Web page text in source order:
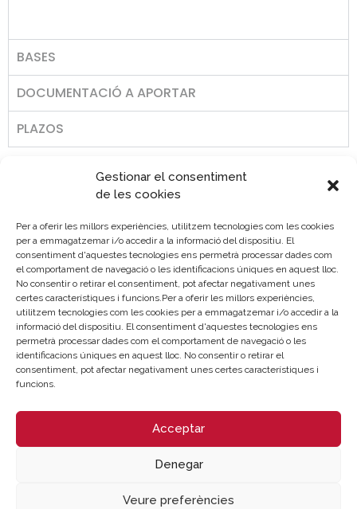
Gestionar el consentiment
de les cookies
Per a oferir les millors experiències, utilitzem tecnologies com les cookies
per a emmagatzemar i/o accedir a la informació del dispositiu. El
consentiment d'aquestes tecnologies ens permetrà processar dades com
el comportament de navegació o les identificacions úniques en aquest lloc.
No consentir o retirar el consentiment, pot afectar negativament unes
certes característiques i funcions.Per a oferir les millors experiències,
utilitzem tecnologies com les cookies per a emmagatzemar i/o accedir a la
informació del dispositiu. El consentiment d'aquestes tecnologies ens
permetrà processar dades com el comportament de navegació o les
identificacions úniques en aquest lloc. No consentir o retirar el
consentiment, pot afectar negativament unes certes característiques i
funcions.
Acceptar
Denegar
Veure preferències
BASES
DOCUMENTACIÓ A APORTAR
PLAZOS
Pilar Bosquet
963 103 934
pbosquet@camaravalencia.com